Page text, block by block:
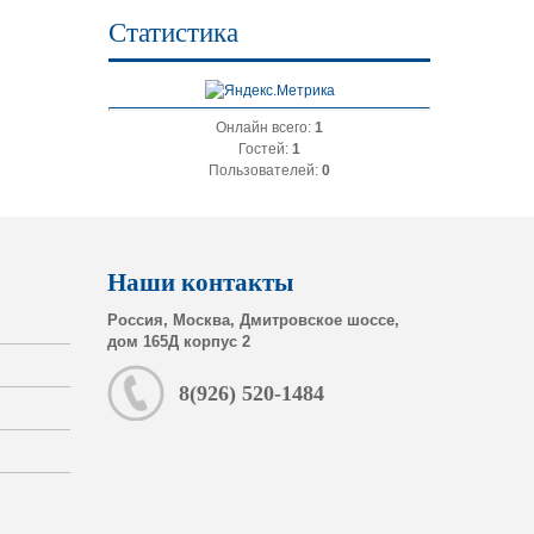
Статистика
Онлайн всего: 1
Гостей: 1
Пользователей: 0
Наши контакты
Россия, Москва, Дмитровское шоссе,
дом 165Д корпус 2
8(926) 520-1484